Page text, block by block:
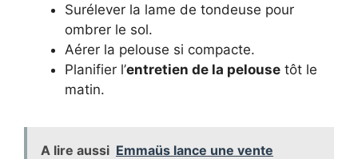
Surélever la lame de tondeuse pour
ombrer le sol.
Aérer la pelouse si compacte.
Planifier l’entretien de la pelouse tôt le
matin.
A lire aussi Emmaüs lance une vente